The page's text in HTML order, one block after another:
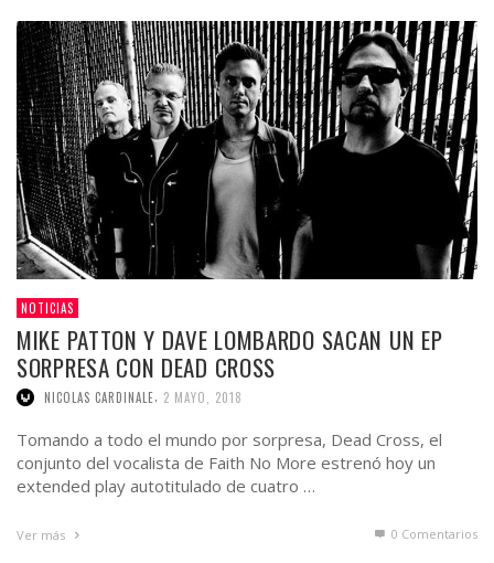
NOTICIAS
MIKE PATTON Y DAVE LOMBARDO SACAN UN EP
SORPRESA CON DEAD CROSS
NICOLAS CARDINALE, 2 MAYO, 2018
Tomando a todo el mundo por sorpresa, Dead Cross, el
conjunto del vocalista de Faith No More estrenó hoy un
extended play autotitulado de cuatro …
Ver más 0 Comentarios